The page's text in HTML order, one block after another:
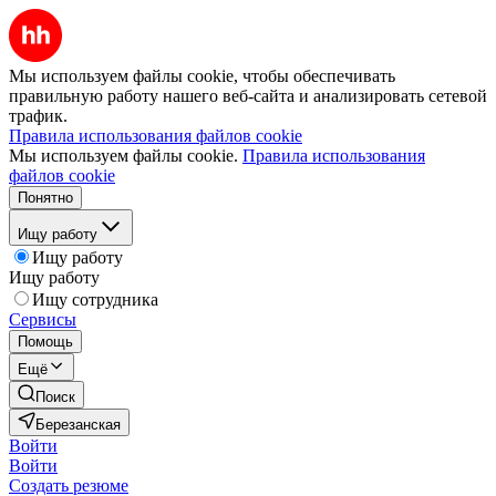
Мы используем файлы cookie, чтобы обеспечивать
правильную работу нашего веб-сайта и анализировать сетевой
трафик.
Правила использования файлов cookie
Мы используем файлы cookie. Правила использования
файлов cookie
Понятно
Ищу работу
Ищу работу
Ищу работу
Ищу сотрудника
Сервисы
Помощь
Ещё
Поиск
Березанская
Войти
Войти
Создать резюме